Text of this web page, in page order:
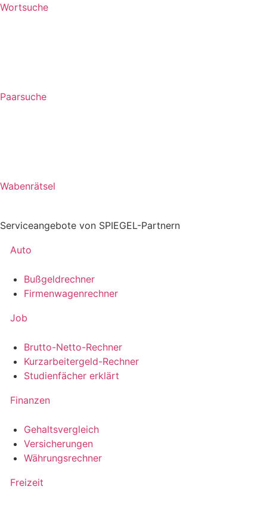
Wortsuche
Paarsuche
Wabenrätsel
Serviceangebote von SPIEGEL-Partnern
Auto
Bußgeldrechner
Firmenwagenrechner
Job
Brutto-Netto-Rechner
Kurzarbeitergeld-Rechner
Studienfächer erklärt
Finanzen
Gehaltsvergleich
Versicherungen
Währungsrechner
Freizeit